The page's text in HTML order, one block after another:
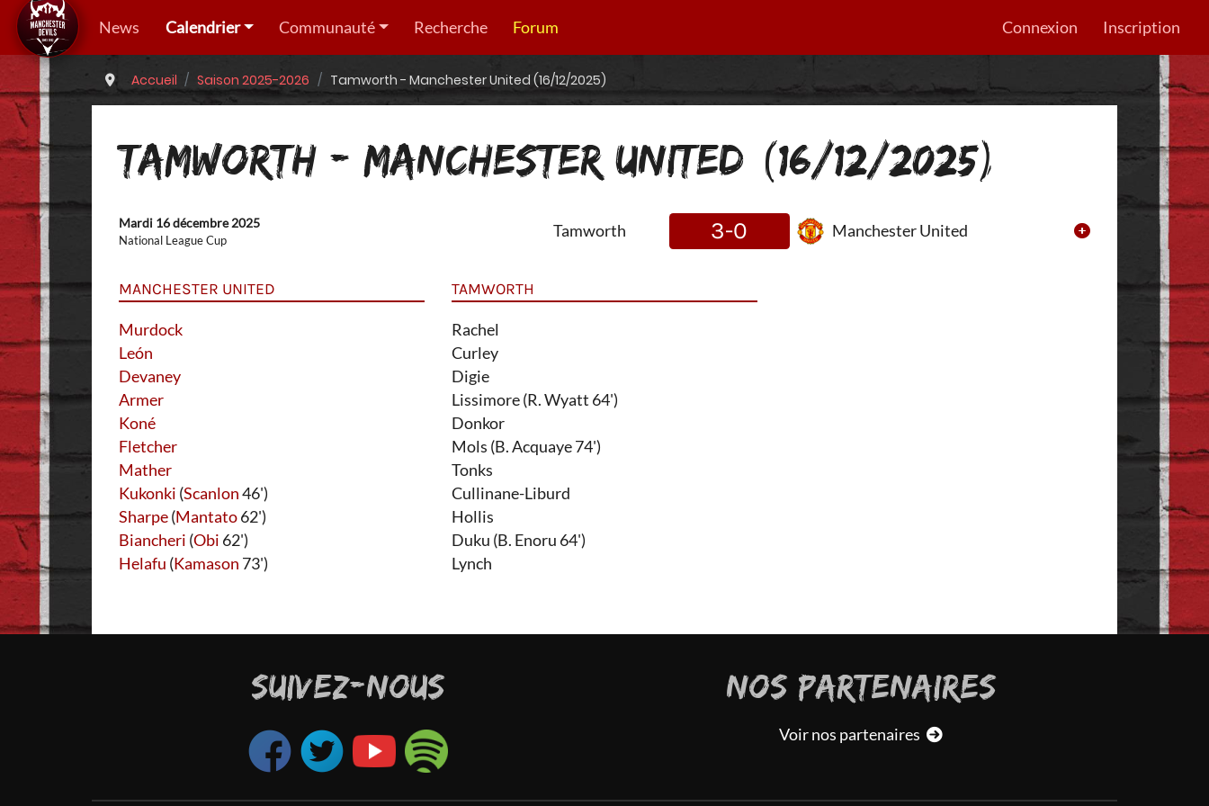
News Calendrier Communauté Recherche Forum Connexion Inscription
Accueil Saison 2025-2026 Tamworth - Manchester United (16/12/2025)
TAMWORTH - MANCHESTER UNITED (16/12/2025)
Mardi 16 décembre 2025
National League Cup Tamworth 3-0 Manchester United
MANCHESTER UNITED
Murdock
León
Devaney
Armer
Koné
Fletcher
Mather
Kukonki (Scanlon46')
Sharpe(Mantato62')
Biancheri (Obi 62')
Helafu (Kamason 73')
TAMWORTH
Rachel
Curley
Digie
Lissimore (R. Wyatt 64')
Donkor
Mols (B. Acquaye 74')
Tonks
Cullinane-Liburd
Hollis
Duku (B. Enoru 64')
Lynch
SUIVEZ-NOUS NOS PARTENAIRES
Voir nos partenaires